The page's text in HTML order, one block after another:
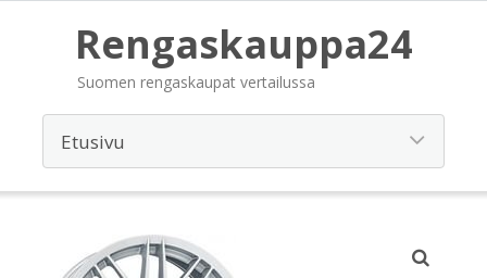
Rengaskauppa24
Suomen rengaskaupat vertailussa